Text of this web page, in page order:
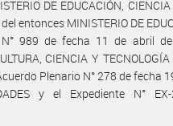
DE EDUCACIÓN,
entonces MINISTERIO DE
989 de fecha 11 de abril
CIENCIA Y
Plenario N° 278 de fecha
y el Expediente N°